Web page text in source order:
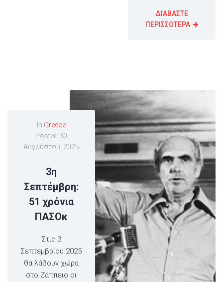
ΔΙΑΒΑΣΤΕ
ΠΕΡΙΣΣΟΤΕΡΑ
In Greece
Posted 30
Αυγούστου, 2025
3η
Σεπτέμβρη:
51 χρόνια
ΠΑΣΟκ
Στις 3
Σεπτεμβρίου 2025
θα λάβουν χώρα
στο Ζάππειο οι